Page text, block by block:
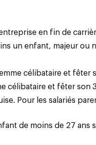
en fin de
un enfant, majeur ou
célibataire et fêter
célibataire et fêter son
Pour les salariés
de moins de 27 ans